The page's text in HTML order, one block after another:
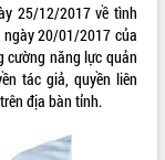
25/12/2017 về tình
ngày 20/01/2017 của
cường năng lực quản
tác giả, quyền liên
địa bàn tỉnh.